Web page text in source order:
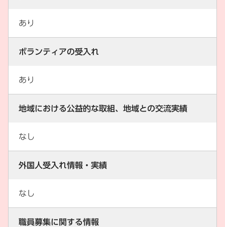
あり
ボランティアの受入れ
あり
地域における公益的な取組、地域との交流実績
なし
外国人受入れ情報・実績
なし
職員募集に関する情報